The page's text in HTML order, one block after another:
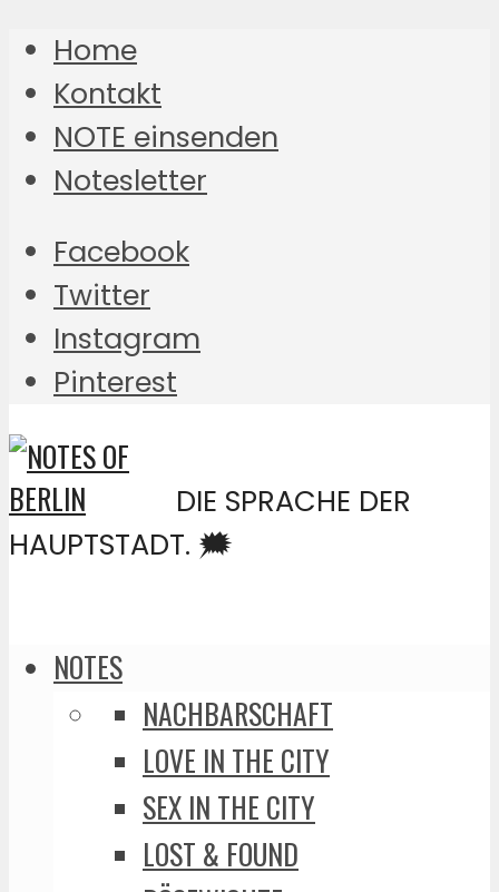
Home
Kontakt
NOTE einsenden
Notesletter
Facebook
Twitter
Instagram
Pinterest
DIE SPRACHE DER
HAUPTSTADT. 🗯️
NOTES
NACHBARSCHAFT
LOVE IN THE CITY
SEX IN THE CITY
LOST & FOUND